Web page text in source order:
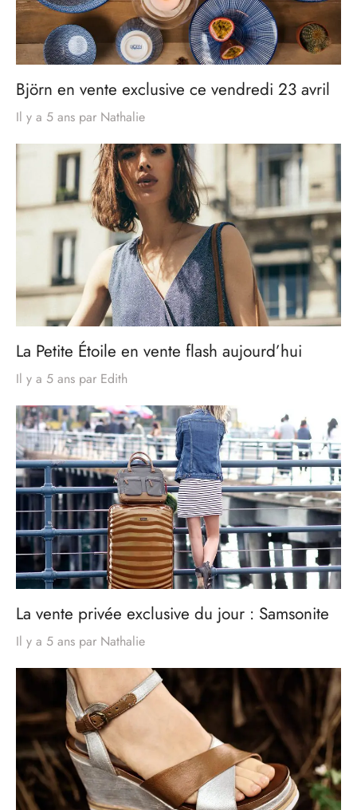
Björn en vente exclusive ce vendredi 23 avril
Il y a 5 ans par Nathalie
La Petite Étoile en vente flash aujourd’hui
Il y a 5 ans par Edith
La vente privée exclusive du jour : Samsonite
Il y a 5 ans par Nathalie